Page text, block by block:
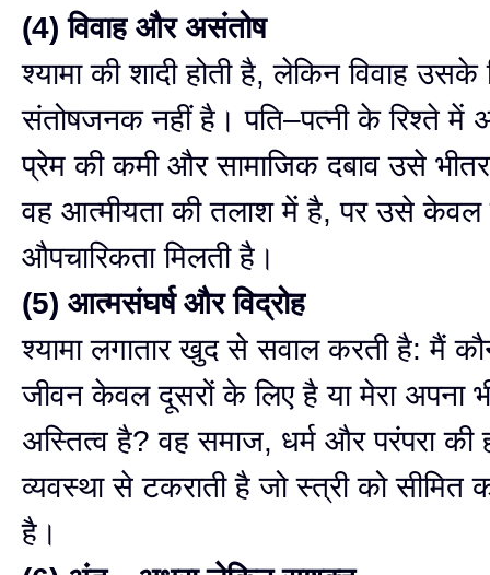
(4) विवाह और असंतोष
श्यामा की शादी होती है, लेकिन विवाह उसके
संतोषजनक नहीं है। पति–पत्नी के रिश्ते में
प्रेम की कमी और सामाजिक दबाव उसे
वह आत्मीयता की तलाश में है, पर उसे केवल
औपचारिकता मिलती है।
(5) आत्मसंघर्ष और विद्रोह
श्यामा लगातार खुद से सवाल करती है: मैं
जीवन केवल दूसरों के लिए है या मेरा अपना
अस्तित्व है? वह समाज, धर्म और परंपरा की
व्यवस्था से टकराती है जो स्त्री को सीमित
है।